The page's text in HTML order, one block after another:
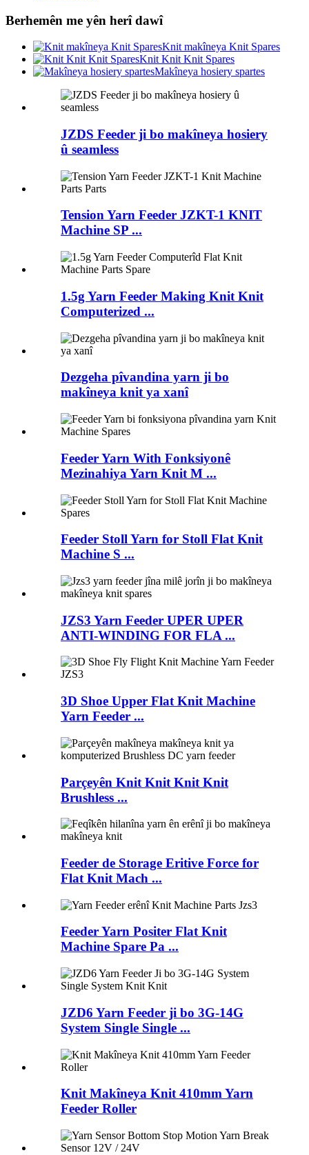
Berhemên me yên herî dawî
Knit makîneya Knit Spares
Knit Knit Knit Spares
Makîneya hosiery spartes
JZDS Feeder ji bo makîneya hosiery
û seamless
Tension Yarn Feeder JZKT-1 KNIT
Machine SP ...
1.5g Yarn Feeder Making Knit Knit
Computerized ...
Dezgeha pîvandina yarn ji bo
makîneya knit ya xanî
Feeder Yarn With Fonksiyonê
Mezinahiya Yarn Knit M ...
Feeder Stoll Yarn for Stoll Flat Knit
Machine S ...
JZS3 Yarn Feeder UPER UPER
ANTI-WINDING FOR FLA ...
3D Shoe Upper Flat Knit Machine
Yarn Feeder ...
Parçeyên Knit Knit Knit Knit
Brushless ...
Feeder de Storage Eritive Force for
Flat Knit Mach ...
Feeder Yarn Positer Flat Knit
Machine Spare Pa ...
JZD6 Yarn Feeder ji bo 3G-14G
System Single Single ...
Knit Makîneya Knit 410mm Yarn
Feeder Roller